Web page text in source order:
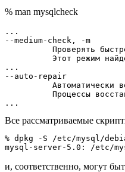
% man mysqlcheck
...
--medium-check, -m
Проверять
Этот режим
...
--auto-repair
Автоматически
Процессы
Все рассматриваемые
% dpkg -S /etc/mysql/
и, соответственно, могут